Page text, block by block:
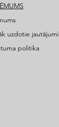
uzdotie jautājumi
politika